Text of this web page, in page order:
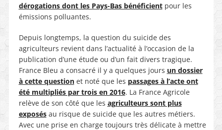
dérogations dont les Pays-Bas bénéficientpour les
émissions polluantes.
Depuis longtemps, la question du suicide des
agriculteurs revient dans l’actualité à l’occasion de la
publication d’une étude ou d’un fait divers tragique.
France Bleu a consacré il y a quelques jours un dossier
à cette questionet noté que les passages à l’acte ont
été multipliés par trois en 2016. La France Agricole
relève de son côté que les agriculteurs sont plus
exposésau risque de suicide que les autres métiers.
Avec une prise en charge toujours très délicate à mettre